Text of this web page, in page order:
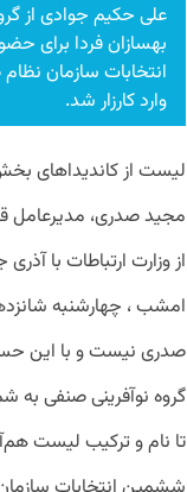
علی حکیم جوادی از
بهسازان فردا برای
انتخابات سازمان
وارد کارزار شد.
لیست از کاندیداهای
مجید صدری،‌ مدیرعامل
از وزارت ارتباطات با
امشب ، چهارشنبه
صدری نیست و با این
گروه نوآفرینی صنفی به
تا نام و ترکیب لیست